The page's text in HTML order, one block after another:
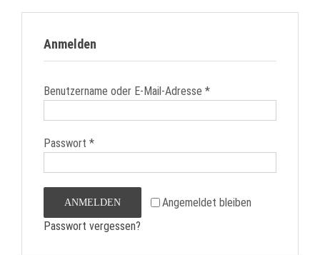
Anmelden
Benutzername oder E-Mail-Adresse *Erforderlich
Passwort *Erforderlich
Angemeldet bleiben
ANMELDEN
Passwort vergessen?